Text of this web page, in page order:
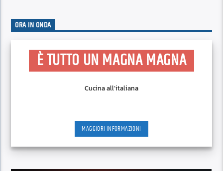
ORA IN ONDA
È TUTTO UN MAGNA MAGNA
Cucina all’italiana
MAGGIORI INFORMAZIONI